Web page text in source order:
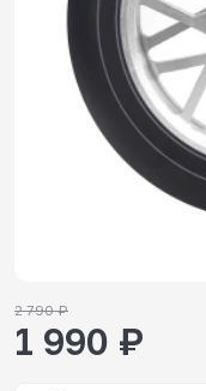
2 790 ₽
1 990 ₽